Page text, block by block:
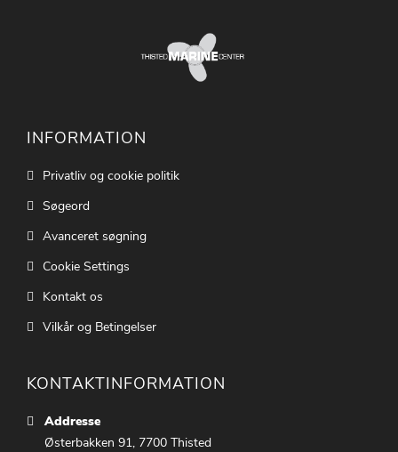
INFORMATION
Privatliv og cookie politik
Søgeord
Avanceret søgning
Cookie Settings
Kontakt os
Vilkår og Betingelser
KONTAKTINFORMATION
Addresse
Østerbakken 91, 7700 Thisted